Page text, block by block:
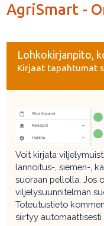
AgriSmart -
Lohkokirjanpito,
Kirjaat tapahtumat
Voit kirjata
lannoitus-, siemen-,
suoraan pellolla. Jos
viljelysuunnitelman
Toteutustieto
siirtyy automaattisesti